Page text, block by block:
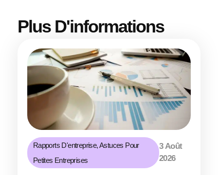
Plus D'informations
Rapports D'entreprise,Astuces Pour
Petites Entreprises
3 Août
2026